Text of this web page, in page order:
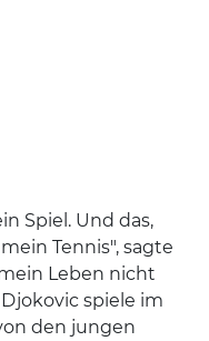
Spiel. Und das,
Tennis", sagte
Leben nicht
spiele im
den jungen